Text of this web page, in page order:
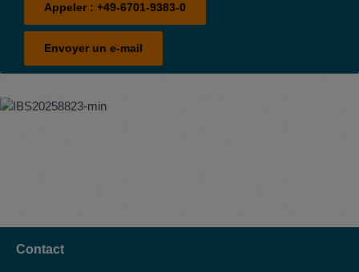
Appeler : +49-6701-9383-0
Envoyer un e-mail
Contact